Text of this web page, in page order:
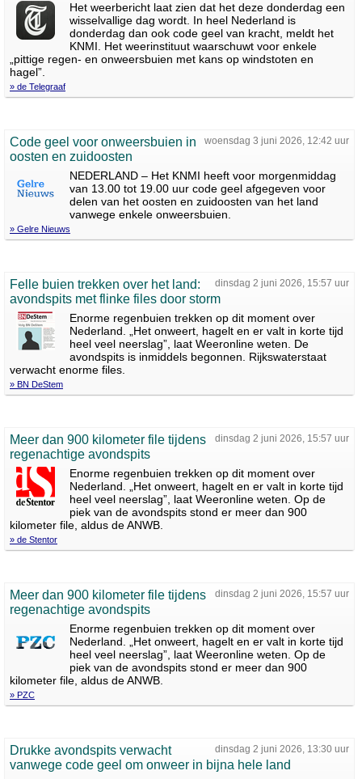
Het weerbericht laat zien dat het deze donderdag een
wisselvallige dag wordt. In heel Nederland is
donderdag dan ook code geel van kracht, meldt het
KNMI. Het weerinstituut waarschuwt voor enkele
„pittige regen- en onweersbuien met kans op windstoten en
hagel”.
» de Telegraaf
woensdag 3 juni 2026, 12:42 uur
Code geel voor onweersbuien in
oosten en zuidoosten
NEDERLAND – Het KNMI heeft voor morgenmiddag
van 13.00 tot 19.00 uur code geel afgegeven voor
delen van het oosten en zuidoosten van het land
vanwege enkele onweersbuien.
» Gelre Nieuws
dinsdag 2 juni 2026, 15:57 uur
Felle buien trekken over het land:
avondspits met flinke files door storm
Enorme regenbuien trekken op dit moment over
Nederland. „Het onweert, hagelt en er valt in korte tijd
heel veel neerslag”, laat Weeronline weten. De
avondspits is inmiddels begonnen. Rijkswaterstaat
verwacht enorme files.
» BN DeStem
dinsdag 2 juni 2026, 15:57 uur
Meer dan 900 kilometer file tijdens
regenachtige avondspits
Enorme regenbuien trekken op dit moment over
Nederland. „Het onweert, hagelt en er valt in korte tijd
heel veel neerslag”, laat Weeronline weten. Op de
piek van de avondspits stond er meer dan 900
kilometer file, aldus de ANWB.
» de Stentor
dinsdag 2 juni 2026, 15:57 uur
Meer dan 900 kilometer file tijdens
regenachtige avondspits
Enorme regenbuien trekken op dit moment over
Nederland. „Het onweert, hagelt en er valt in korte tijd
heel veel neerslag”, laat Weeronline weten. Op de
piek van de avondspits stond er meer dan 900
kilometer file, aldus de ANWB.
» PZC
dinsdag 2 juni 2026, 13:30 uur
Drukke avondspits verwacht
vanwege code geel om onweer in bijna hele land